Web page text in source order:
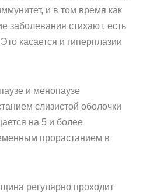
и в том время как
заболевания стихают, есть
касается и гиперплазии
и менопаузе
слизистой оболочки
на 5 и более
прорастанием в
регулярно проходит